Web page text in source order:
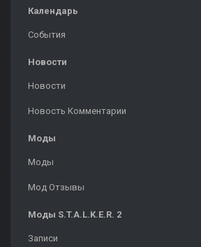
Календарь
События
Новости
Новости
Новость Комментарии
Моды
Моды
Мод Отзывы
Моды S.T.A.L.K.E.R. 2
Записи